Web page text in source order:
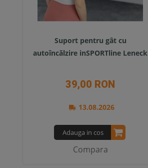
Suport pentru gât cu
autoîncălzire inSPORTline Leneck
39,00 RON
13.08.2026
Adauga in cos
Compara